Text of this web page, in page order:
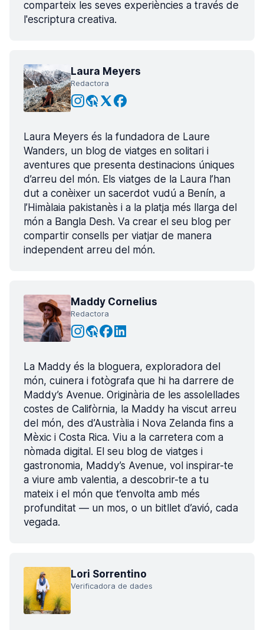
comparteix les seves experiències a través de
l'escriptura creativa.
Laura Meyers
Redactora
Laura Meyers és la fundadora de Laure
Wanders, un blog de viatges en solitari i
aventures que presenta destinacions úniques
d’arreu del món. Els viatges de la Laura l’han
dut a conèixer un sacerdot vudú a Benín, a
l’Himàlaia pakistanès i a la platja més llarga del
món a Bangla Desh. Va crear el seu blog per
compartir consells per viatjar de manera
independent arreu del món.
Maddy Cornelius
Redactora
La Maddy és la bloguera, exploradora del
món, cuinera i fotògrafa que hi ha darrere de
Maddy’s Avenue. Originària de les assolellades
costes de Califòrnia, la Maddy ha viscut arreu
del món, des d’Austràlia i Nova Zelanda fins a
Mèxic i Costa Rica. Viu a la carretera com a
nòmada digital. El seu blog de viatges i
gastronomia, Maddy’s Avenue, vol inspirar-te
a viure amb valentia, a descobrir-te a tu
mateix i el món que t’envolta amb més
profunditat — un mos, o un bitllet d’avió, cada
vegada.
Lori Sorrentino
Verificadora de dades